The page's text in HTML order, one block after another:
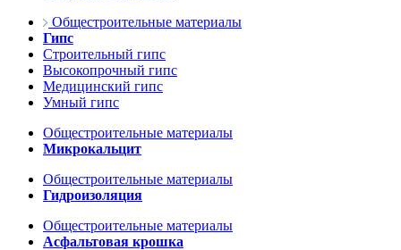
Общестроительные материалы
Гипс
Строительный гипс
Высокопрочный гипс
Медицинский гипс
Умный гипс
Общестроительные материалы
Микрокальцит
Общестроительные материалы
Гидроизоляция
Общестроительные материалы
Асфальтовая крошка